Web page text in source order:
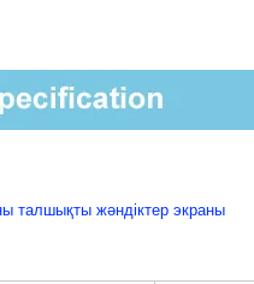
талшықты жәндіктер экраны